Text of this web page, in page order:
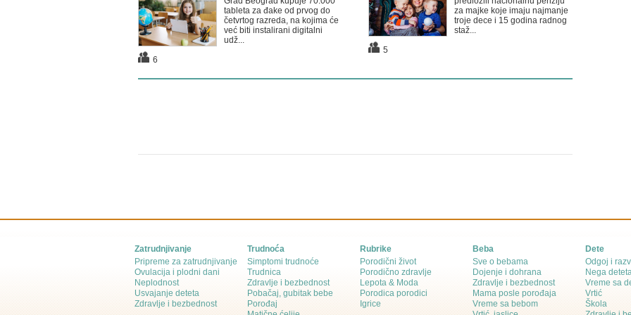
tableta za đake od prvog do
četvrtog razreda, na kojima će
već biti instalirani digitalni
udž...
6
za majke koje imaju najmanje
troje dece i 15 godina radnog
staž...
5
Zatrudnjivanje
Pripreme za zatrudnjivanje
Ovulacija i plodni dani
Neplodnost
Usvajanje deteta
Zdravlje i bezbednost
Trudnoća
Simptomi trudnoće
Trudnica
Zdravlje i bezbednost
Pobačaj, gubitak bebe
Porođaj
Rubrike
Porodični život
Porodično zdravlje
Lepota & Moda
Porodica porodici
Igrice
Beba
Sve o bebama
Dojenje i dohrana
Zdravlje i bezbednost
Mama posle porođaja
Vreme sa bebom
Dete
Odgoj i
Nega
Vreme sa
Vrtić
Škola